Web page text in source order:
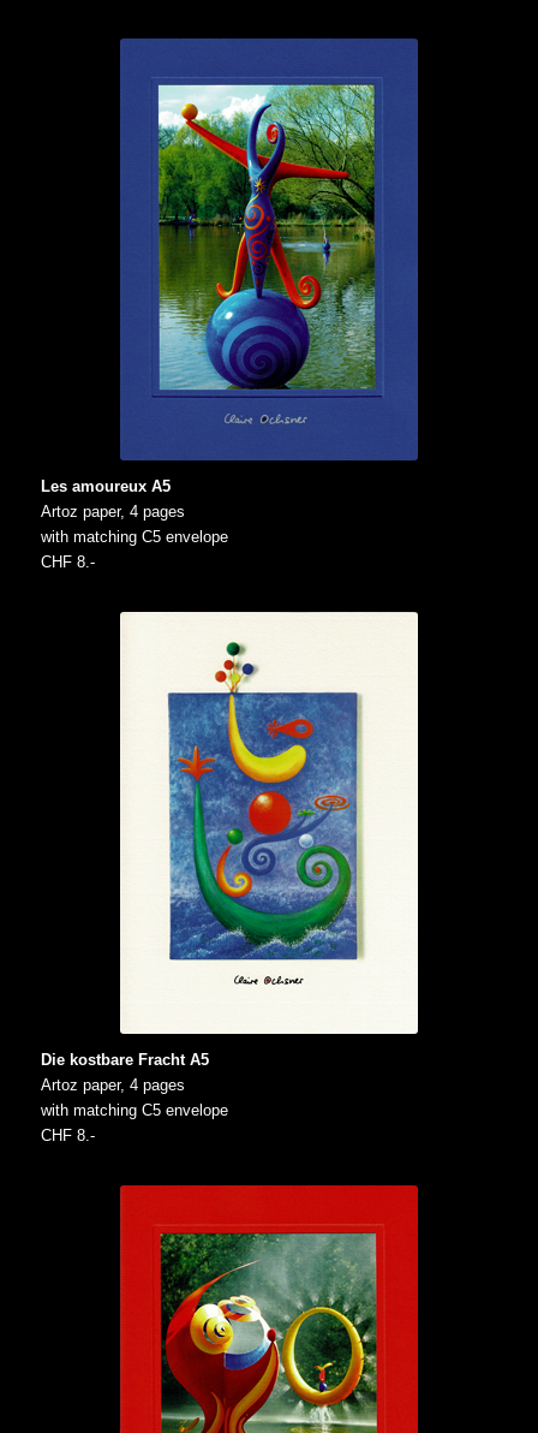
Les amoureux A5
Artoz paper, 4 pages
with matching C5 envelope
CHF 8.-
Die kostbare Fracht A5
Artoz paper, 4 pages
with matching C5 envelope
CHF 8.-